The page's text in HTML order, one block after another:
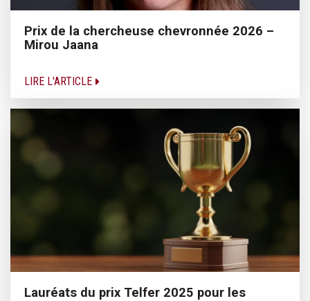
Prix de la chercheuse chevronnée 2026 –
Mirou Jaana
LIRE L'ARTICLE
Lauréats du prix Telfer 2025 pour les